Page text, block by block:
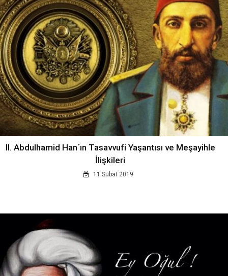
II. Abdulhamid Han´ın Tasavvufi Yaşantısı ve Meşayihle
İlişkileri
11 Subat 2019